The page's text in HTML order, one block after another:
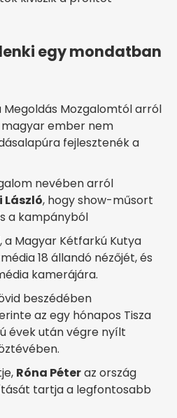
egy mondatban
Megoldás Mozgalomtól arról
magyar ember nem
fejlesztenék a
nevében arról
László, hogy show-műsort
a kampányból
, a Magyar Kétfarkú Kutya
18 állandó nézőjét, és
kamerájára.
beszédében
az egy hónapos Tisza
évek után végre nyílt
Róna Péteraz ország
tartja a legfontosabb